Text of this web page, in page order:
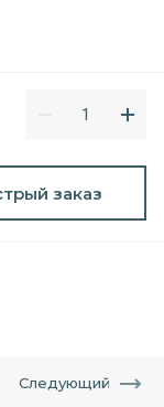
заказ
Следующий